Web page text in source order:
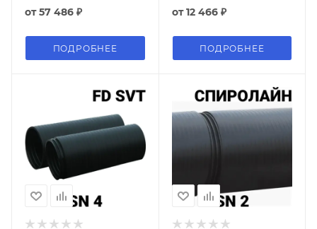
от57 486 ₽
ПОДРОБНЕЕ
от12 466 ₽
ПОДРОБНЕЕ